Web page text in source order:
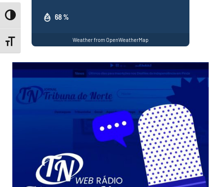
Toggle High Contrast
Toggle Font size
68 %
Weather from OpenWeatherMap